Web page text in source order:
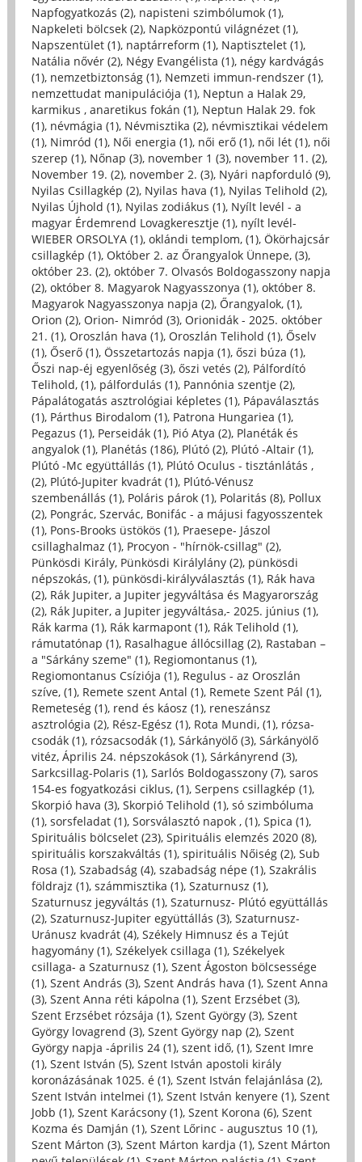
Napfogyatkozás (2), napisteni szimbólumok (1),
Napkeleti bölcsek (2), Napközpontú világnézet (1),
Napszentület (1), naptárreform (1), Naptisztelet (1),
Natália nővér (2), Négy Evangélista (1), négy kardvágás
(1), nemzetbiztonság (1), Nemzeti immun-rendszer (1),
nemzettudat manipulációja (1), Neptun a Halak 29,
karmikus , anaretikus fokán (1), Neptun Halak 29. fok
(1), névmágia (1), Névmisztika (2), névmisztikai védelem
(1), Nimród (1), Női energia (1), női erő (1), női lét (1), női
szerep (1), Nőnap (3), november 1 (3), november 11. (2),
November 19. (2), november 2. (3), Nyári napforduló (9),
Nyilas Csillagkép (2), Nyilas hava (1), Nyilas Telihold (2),
Nyilas Újhold (1), Nyilas zodiákus (1), Nyílt levél - a
magyar Érdemrend Lovagkeresztje (1), nyílt levél-
WIEBER ORSOLYA (1), oklándi templom, (1), Ökörhajcsár
csillagkép (1), Október 2. az Őrangyalok Ünnepe, (3),
október 23. (2), október 7. Olvasós Boldogasszony napja
(2), október 8. Magyarok Nagyasszonya (1), október 8.
Magyarok Nagyasszonya napja (2), Őrangyalok, (1),
Orion (2), Orion- Nimród (3), Orionidák - 2025. október
21. (1), Oroszlán hava (1), Oroszlán Telihold (1), Őselv
(1), Őserő (1), Összetartozás napja (1), őszi búza (1),
Őszi nap-éj egyenlőség (3), őszi vetés (2), Pálfordító
Telihold, (1), pálfordulás (1), Pannónia szentje (2),
Pápalátogatás asztrológiai képletes (1), Pápaválasztás
(1), Párthus Birodalom (1), Patrona Hungariea (1),
Pegazus (1), Perseidák (1), Pió Atya (2), Planéták és
angyalok (1), Planétás (186), Plútó (2), Plútó -Altair (1),
Plútó -Mc együttállás (1), Plútó Oculus - tisztánlátás ,
(2), Plútó-Jupiter kvadrát (1), Plútó-Vénusz
szembenállás (1), Poláris párok (1), Polaritás (8), Pollux
(2), Pongrác, Szervác, Bonifác - a májusi fagyosszentek
(1), Pons-Brooks üstökös (1), Praesepe- Jászol
csillaghalmaz (1), Procyon - "hírnök-csillag" (2),
Pünkösdi Király, Pünkösdi Királylány (2), pünkösdi
népszokás, (1), pünkösdi-királyválasztás (1), Rák hava
(2), Rák Jupiter, a Jupiter jegyváltása és Magyarország
(2), Rák Jupiter, a Jupiter jegyváltása,- 2025. június (1),
Rák karma (1), Rák karmapont (1), Rák Telihold (1),
rámutatónap (1), Rasalhague állócsillag (2), Rastaban –
a "Sárkány szeme" (1), Regiomontanus (1),
Regiomontanus Csíziója (1), Regulus - az Oroszlán
szíve, (1), Remete szent Antal (1), Remete Szent Pál (1),
Remeteség (1), rend és káosz (1), reneszánsz
asztrológia (2), Rész-Egész (1), Rota Mundi, (1), rózsa-
csodák (1), rózsacsodák (1), Sárkányölő (3), Sárkányölő
vitéz, Április 24. népszokások (1), Sárkányrend (3),
Sarkcsillag-Polaris (1), Sarlós Boldogasszony (7), saros
154-es fogyatkozási ciklus, (1), Serpens csillagkép (1),
Skorpió hava (3), Skorpió Telihold (1), só szimbóluma
(1), sorsfeladat (1), Sorsválasztó napok , (1), Spica (1),
Spirituális bölcselet (23), Spirituális elemzés 2020 (8),
spirituális korszakváltás (1), spirituális Nőiség (2), Sub
Rosa (1), Szabadság (4), szabadság népe (1), Szakrális
földrajz (1), számmisztika (1), Szaturnusz (1),
Szaturnusz jegyváltás (1), Szaturnusz- Plútó együttállás
(2), Szaturnusz-Jupiter együttállás (3), Szaturnusz-
Uránusz kvadrát (4), Székely Himnusz és a Tejút
hagyomány (1), Székelyek csillaga (1), Székelyek
csillaga- a Szaturnusz (1), Szent Ágoston bölcsessége
(1), Szent András (3), Szent András hava (1), Szent Anna
(3), Szent Anna réti kápolna (1), Szent Erzsébet (3),
Szent Erzsébet rózsája (1), Szent György (3), Szent
György lovagrend (3), Szent György nap (2), Szent
György napja -április 24 (1), szent idő, (1), Szent Imre
(1), Szent István (5), Szent István apostoli király
koronázásának 1025. é (1), Szent István felajánlása (2),
Szent István intelmei (1), Szent István kenyere (1), Szent
Jobb (1), Szent Karácsony (1), Szent Korona (6), Szent
Kozma és Damján (1), Szent Lőrinc - augusztus 10 (1),
Szent Márton (3), Szent Márton kardja (1), Szent Márton